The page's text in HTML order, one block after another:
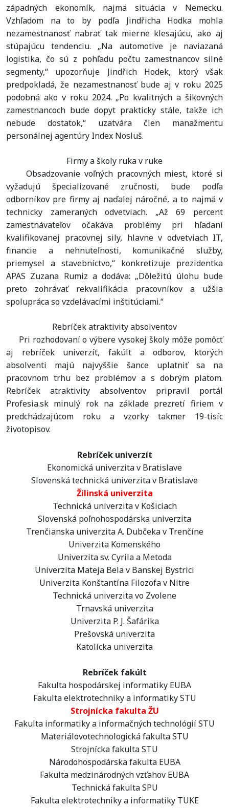
západných ekonomík, najmä situácia v Nemecku.
Vzhľadom na to by podľa Jindřicha Hodka mohla
nezamestnanosť nabrať tak mierne klesajúcu, ako aj
stúpajúcu tendenciu. „Na automotive je naviazaná
logistika, čo sú z pohľadu počtu zamestnancov silné
segmenty,“ upozorňuje Jindřich Hodek, ktorý však
predpokladá, že nezamestnanosť bude aj v roku 2025
podobná ako v roku 2024. „Po kvalitných a šikovných
zamestnancoch bude dopyt prakticky stále, takže ich
nebude dostatok,“ uzatvára člen manažmentu
personálnej agentúry Index Nosluš.
Firmy a školy ruka v ruke
Obsadzovanie voľných pracovných miest, ktoré si
vyžadujú špecializované zručnosti, bude podľa
odborníkov pre firmy aj naďalej náročné, a to najmä v
technicky zameraných odvetviach. „Až 69 percent
zamestnávateľov očakáva problémy pri hľadaní
kvalifikovanej pracovnej sily, hlavne v odvetviach IT,
financie a nehnuteľnosti, komunikačné služby,
priemysel a stavebníctvo,“ konkretizuje prezidentka
APAS Zuzana Rumiz a dodáva: „Dôležitú úlohu bude
preto zohrávať rekvalifikácia pracovníkov a užšia
spolupráca so vzdelávacími inštitúciami.“
Rebríček atraktivity absolventov
Pri rozhodovaní o výbere vysokej školy môže pomôcť
aj rebríček univerzít, fakúlt a odborov, ktorých
absolventi majú najvyššie šance uplatniť sa na
pracovnom trhu bez problémov a s dobrým platom.
Rebríček atraktivity absolventov pripravil portál
Profesia.sk minulý rok na základe prezretí firiem v
predchádzajúcom roku a vzorky takmer 19-tisíc
životopisov.
Rebríček univerzít
Ekonomická univerzita v Bratislave
Slovenská technická univerzita v Bratislave
Žilinská univerzita
Technická univerzita v Košiciach
Slovenská poľnohospodárska univerzita
Trenčianska univerzita A. Dubčeka v Trenčíne
Univerzita Komenského
Univerzita sv. Cyrila a Metoda
Univerzita Mateja Bela v Banskej Bystrici
Univerzita Konštantína Filozofa v Nitre
Technická univerzita vo Zvolene
Trnavská univerzita
Univerzita P. J. Šafárika
Prešovská univerzita
Katolícka univerzita
Rebríček fakúlt
Fakulta hospodárskej informatiky EUBA
Fakulta elektrotechniky a informatiky STU
Strojnícka fakulta ŽU
Fakulta informatiky a informačných technológií STU
Materiálovotechnologická fakulta STU
Strojnícka fakulta STU
Národohospodárska fakulta EUBA
Fakulta medzinárodných vzťahov EUBA
Technická fakulta SPU
Fakulta elektrotechniky a informatiky TUKE